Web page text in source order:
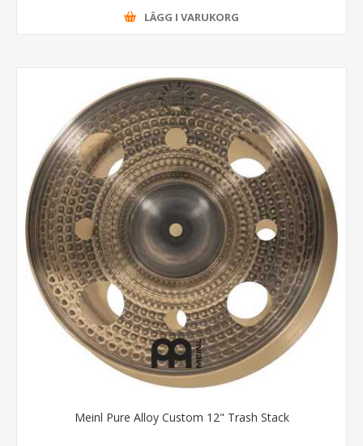
LÄGG I VARUKORG
Meinl Pure Alloy Custom 12" Trash Stack